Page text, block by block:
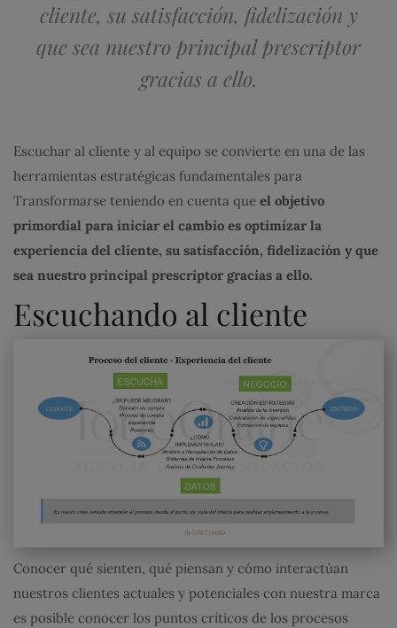
cliente, su satisfacción, fidelización y
que sea nuestro principal prescriptor
gracias a ello.
Escuchar al cliente y al equipo se convierte en una de las
herramientas estratégicas fundamentales para
Transformarse teniendo en cuenta que el objetivo
primordial para iniciar el cambio es optimizar la
experiencia del cliente, su satisfacción, fidelización y que
sea nuestro principal prescriptor gracias a ello.
Escuchando al cliente
Conocer qué sienten, qué piensan y cómo interactúan
nuestros clientes actuales y potenciales con nuestra marca
es posible conocer los puntos críticos de los procesos